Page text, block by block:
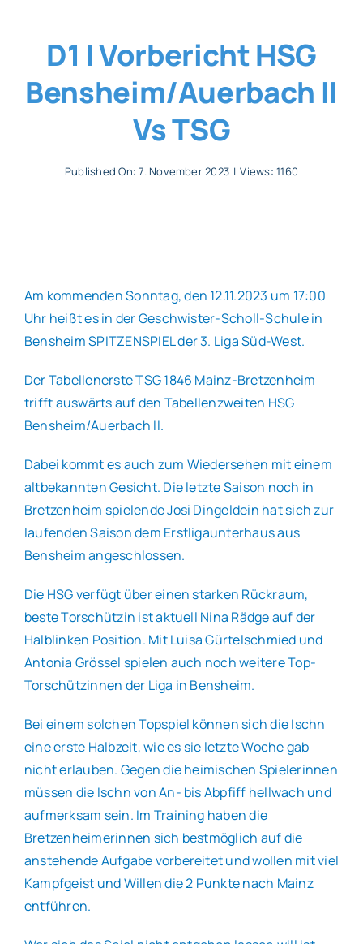
Allgemeines
Partner
D1 | Vorbericht HSG
Bensheim/Auerbach II
Vs TSG
Published On: 7. November 2023 | Views: 1160
Am kommenden Sonntag, den 12.11.2023 um 17:00
Uhr heißt es in der Geschwister-Scholl-Schule in
Bensheim SPITZENSPIEL der 3. Liga Süd-West.
Der Tabellenerste TSG 1846 Mainz-Bretzenheim
trifft auswärts auf den Tabellenzweiten HSG
Bensheim/Auerbach II.
Dabei kommt es auch zum Wiedersehen mit einem
altbekannten Gesicht. Die letzte Saison noch in
Bretzenheim spielende Josi Dingeldein hat sich zur
laufenden Saison dem Erstligaunterhaus aus
Bensheim angeschlossen.
Die HSG verfügt über einen starken Rückraum,
beste Torschützin ist aktuell Nina Rädge auf der
Halblinken Position. Mit Luisa Gürtelschmied und
Antonia Grössel spielen auch noch weitere Top-
Torschützinnen der Liga in Bensheim.
Bei einem solchen Topspiel können sich die Ischn
eine erste Halbzeit, wie es sie letzte Woche gab
nicht erlauben. Gegen die heimischen Spielerinnen
müssen die Ischn von An- bis Abpfiff hellwach und
aufmerksam sein. Im Training haben die
Bretzenheimerinnen sich bestmöglich auf die
anstehende Aufgabe vorbereitet und wollen mit viel
Kampfgeist und Willen die 2 Punkte nach Mainz
entführen.